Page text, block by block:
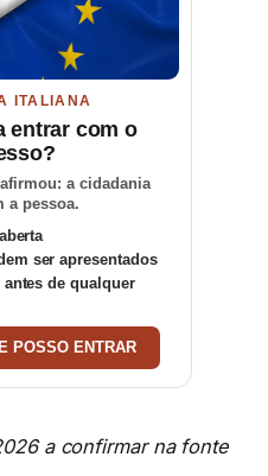
ITALIANA
entrar com o
a cidadania
a pessoa.
ser apresentados
de qualquer
POSSO ENTRAR
a confirmar na fonte